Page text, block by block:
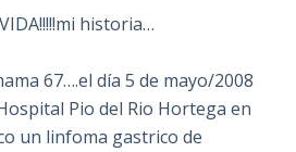
historia…
67….el día 5 de mayo/2008
Pio del Rio Hortega en
un linfoma gastrico de